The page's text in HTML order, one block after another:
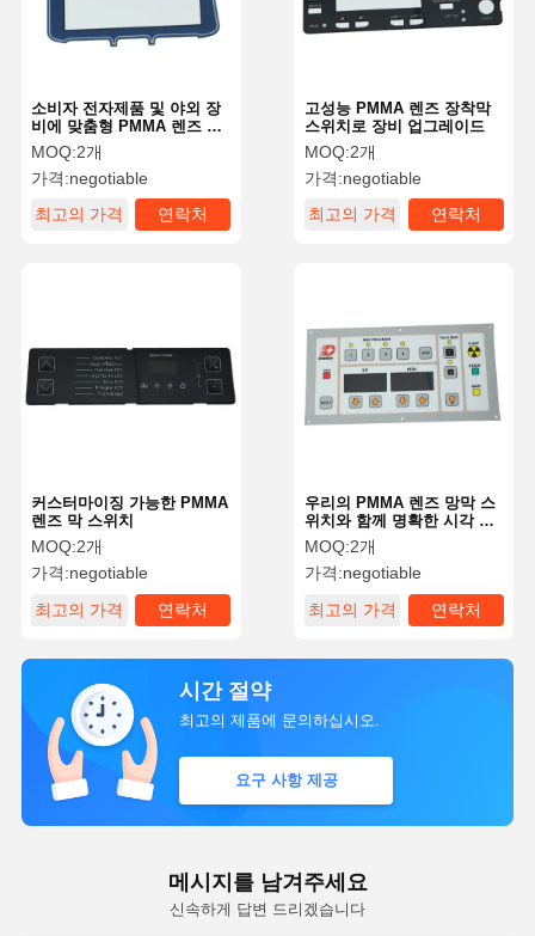
소비자 전자제품 및 야외 장
비에 맞춤형 PMMA 렌즈 막
스위치
MOQ:2개
가격:negotiable
최고의 가격
연락처
고성능 PMMA 렌즈 장착막
스위치로 장비 업그레이드
MOQ:2개
가격:negotiable
최고의 가격
연락처
커스터마이징 가능한 PMMA
렌즈 막 스위치
MOQ:2개
가격:negotiable
최고의 가격
연락처
우리의 PMMA 렌즈 망막 스
위치와 함께 명확한 시각 인
터페이스와 반응 터치
MOQ:2개
가격:negotiable
최고의 가격
연락처
시간 절약
최고의 제품에 문의하십시오.
요구 사항 제공
메시지를 남겨주세요
신속하게 답변 드리겠습니다